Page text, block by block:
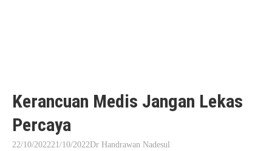
Kerancuan Medis Jangan Lekas
Percaya
22/10/202221/10/2022Dr Handrawan Nadesul